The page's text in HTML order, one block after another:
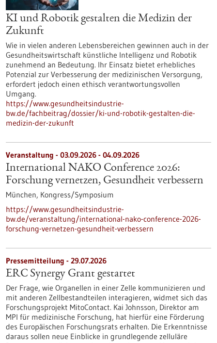
KI und Robotik gestalten die Medizin der
Zukunft
Wie in vielen anderen Lebensbereichen gewinnen auch in der
Gesundheitswirtschaft künstliche Intelligenz und Robotik
zunehmend an Bedeutung. Ihr Einsatz bietet erhebliches
Potenzial zur Verbesserung der medizinischen Versorgung,
erfordert jedoch einen ethisch verantwortungsvollen
Umgang.
https://www.gesundheitsindustrie-
bw.de/fachbeitrag/dossier/ki-und-robotik-gestalten-die-
medizin-der-zukunft
Veranstaltung - 03.09.2026 - 04.09.2026
International NAKO Conference 2026:
Forschung vernetzen, Gesundheit verbessern
München, Kongress/Symposium
https://www.gesundheitsindustrie-
bw.de/veranstaltung/international-nako-conference-2026-
forschung-vernetzen-gesundheit-verbessern
Pressemitteilung - 29.07.2026
ERC Synergy Grant gestartet
Der Frage, wie Organellen in einer Zelle kommunizieren und
mit anderen Zellbestandteilen interagieren, widmet sich das
Forschungsprojekt MitoContact. Kai Johnsson, Direktor am
MPI für medizinische Forschung, hat hierfür eine Förderung
des Europäischen Forschungsrats erhalten. Die Erkenntnisse
daraus sollen neue Einblicke in grundlegende zelluläre